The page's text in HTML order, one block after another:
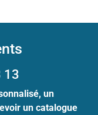
13
un
un catalogue